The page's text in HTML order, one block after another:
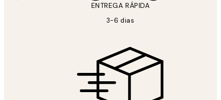
ENTREGA RÁPIDA
3-6 dias